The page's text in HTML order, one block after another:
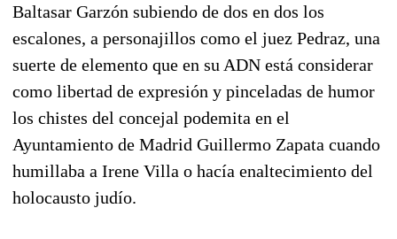
Baltasar Garzón subiendo de dos en dos los
escalones, a personajillos como el juez Pedraz, una
suerte de elemento que en su ADN está considerar
como libertad de expresión y pinceladas de humor
los chistes del concejal podemita en el
Ayuntamiento de Madrid Guillermo Zapata cuando
humillaba a Irene Villa o hacía enaltecimiento del
holocausto judío.